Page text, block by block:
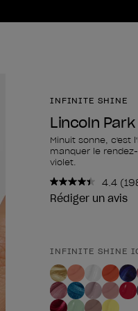
INFINITE SHINE
Lincoln
Minuit sonne, c'est
manquer le
violet.
4.4
Rédiger un avis
Forme du
INFINITE SHINE